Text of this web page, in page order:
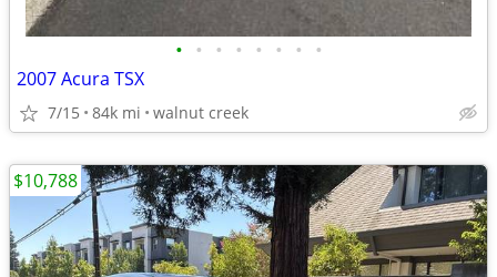
• • • • • • • •
2007 Acura TSX
7/15 84k mi walnut creek
$10,788